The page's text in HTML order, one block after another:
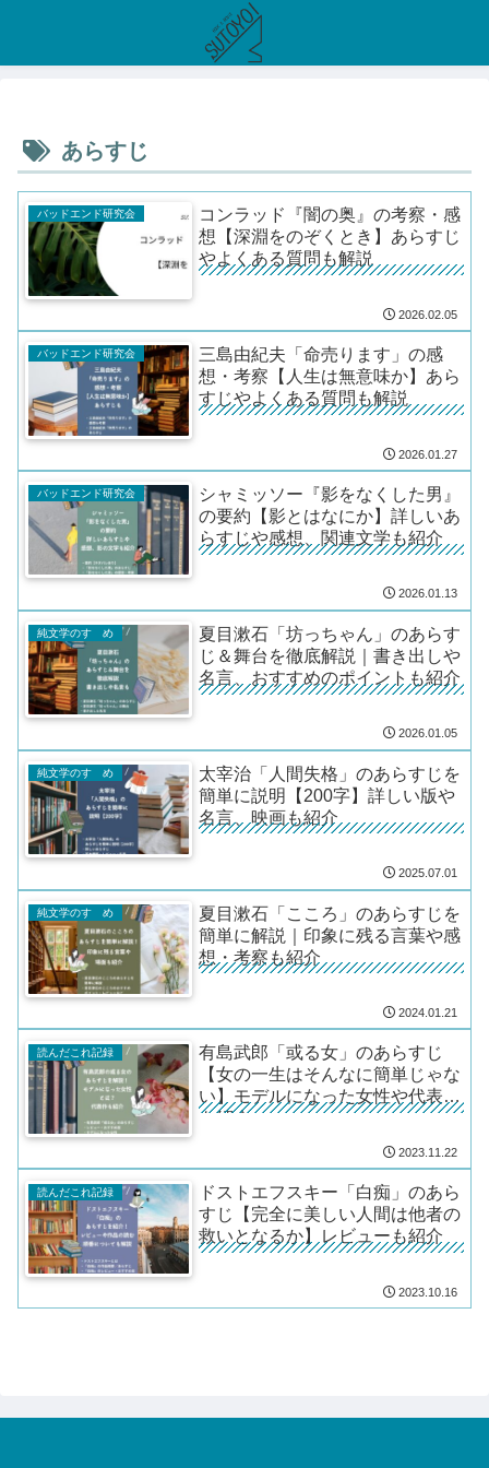
あらすじ
バッドエンド研究会
コンラッド『闇の奥』の考察・感
想【深淵をのぞくとき】あらすじ
やよくある質問も解説
2026.02.05
バッドエンド研究会
三島由紀夫「命売ります」の感
想・考察【人生は無意味か】あら
すじやよくある質問も解説
2026.01.27
バッドエンド研究会
シャミッソー『影をなくした男』
の要約【影とはなにか】詳しいあ
らすじや感想、関連文学も紹介
2026.01.13
純文学のすゝめ
夏目漱石「坊っちゃん」のあらす
じ＆舞台を徹底解説｜書き出しや
名言、おすすめのポイントも紹介
2026.01.05
純文学のすゝめ
太宰治「人間失格」のあらすじを
簡単に説明【200字】詳しい版や
名言、映画も紹介
2025.07.01
純文学のすゝめ
夏目漱石「こころ」のあらすじを
簡単に解説｜印象に残る言葉や感
想・考察も紹介
2024.01.21
読んだこれ記録
有島武郎「或る女」のあらすじ
【女の一生はそんなに簡単じゃな
い】モデルになった女性や代表作
も紹介
2023.11.22
読んだこれ記録
ドストエフスキー「白痴」のあら
すじ【完全に美しい人間は他者の
救いとなるか】レビューも紹介
2023.10.16